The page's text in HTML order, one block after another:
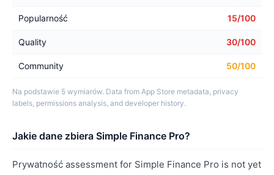
Popularność 15/100
Quality 30/100
Community 50/100
Na podstawie 5 wymiarów. Data from App Store metadata, privacy
labels, permissions analysis, and developer history.
Jakie dane zbiera Simple Finance Pro?
Prywatność assessment for Simple Finance Pro is not yet